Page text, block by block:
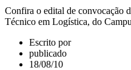
Confira o edital de convocação
Técnico em Logística, do
Escrito por
publicado
18/08/10